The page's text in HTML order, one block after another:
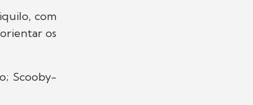
com
os
Scooby-